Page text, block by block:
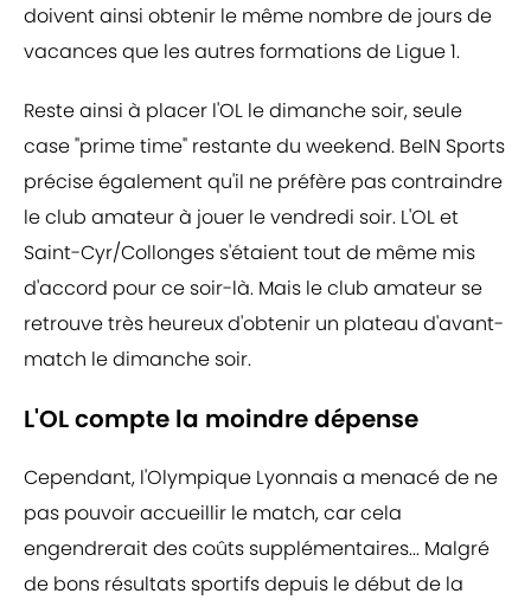
doivent ainsi obtenir le même nombre de jours de
vacances que les autres formations de Ligue 1.
Reste ainsi à placer l'OL le dimanche soir, seule
case "prime time" restante du weekend. BeIN Sports
précise également qu'il ne préfère pas contraindre
le club amateur à jouer le vendredi soir. L'OL et
Saint-Cyr/Collonges s'étaient tout de même mis
d'accord pour ce soir-là. Mais le club amateur se
retrouve très heureux d'obtenir un plateau d'avant-
match le dimanche soir.
L'OL compte la moindre dépense
Cependant, l'Olympique Lyonnais a menacé de ne
pas pouvoir accueillir le match, car cela
engendrerait des coûts supplémentaires... Malgré
de bons résultats sportifs depuis le début de la